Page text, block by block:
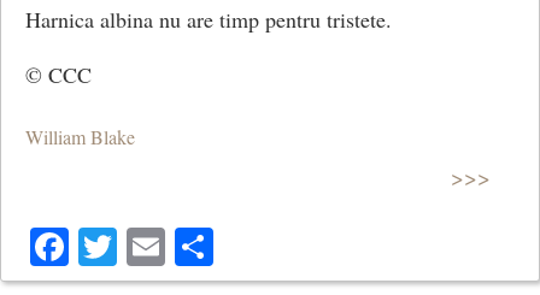
Harnica albina nu are timp pentru tristete.
© CCC
William Blake
>>>
Facebook
Twitter
Email